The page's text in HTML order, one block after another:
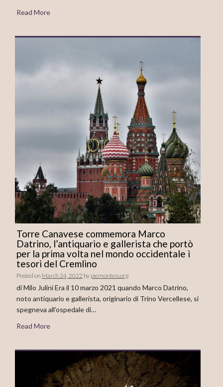
Read More
Torre Canavese commemora Marco
Datrino, l’antiquario e gallerista che portò
per la prima volta nel mondo occidentale i
tesori del Cremlino
Posted on March 24, 2022 by piemonteis.org
di Milo Julini Era il 10 marzo 2021 quando Marco Datrino,
noto antiquario e gallerista, originario di Trino Vercellese, si
spegneva all’ospedale di…
Read More